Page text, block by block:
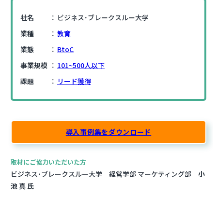
社名
ビジネス･ブレークスルー大学
業種
教育
業態
BtoC
事業規模
101~500人以下
課題
リード獲得
導入事例集をダウンロード
取材にご協力いただいた方
ビジネス･ブレークスルー大学 経営学部 マーケティング部 小
池 真 氏